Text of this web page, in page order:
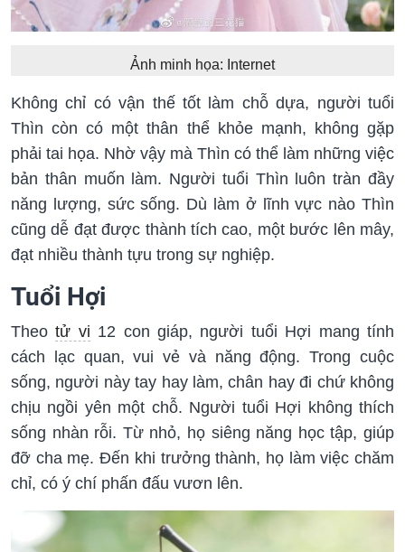
Ảnh minh họa: Internet
Không chỉ có vận thế tốt làm chỗ dựa, người tuổi
Thìn còn có một thân thể khỏe mạnh, không gặp
phải tai họa. Nhờ vậy mà Thìn có thể làm những việc
bản thân muốn làm. Người tuổi Thìn luôn tràn đầy
năng lượng, sức sống. Dù làm ở lĩnh vực nào Thìn
cũng dễ đạt được thành tích cao, một bước lên mây,
đạt nhiều thành tựu trong sự nghiệp.
Tuổi Hợi
Theotử vi 12 con giáp, người tuổi Hợi mang tính
cách lạc quan, vui vẻ và năng động. Trong cuộc
sống, người này tay hay làm, chân hay đi chứ không
chịu ngồi yên một chỗ. Người tuổi Hợi không thích
sống nhàn rỗi. Từ nhỏ, họ siêng năng học tập, giúp
đỡ cha mẹ. Đến khi trưởng thành, họ làm việc chăm
chỉ, có ý chí phấn đấu vươn lên.